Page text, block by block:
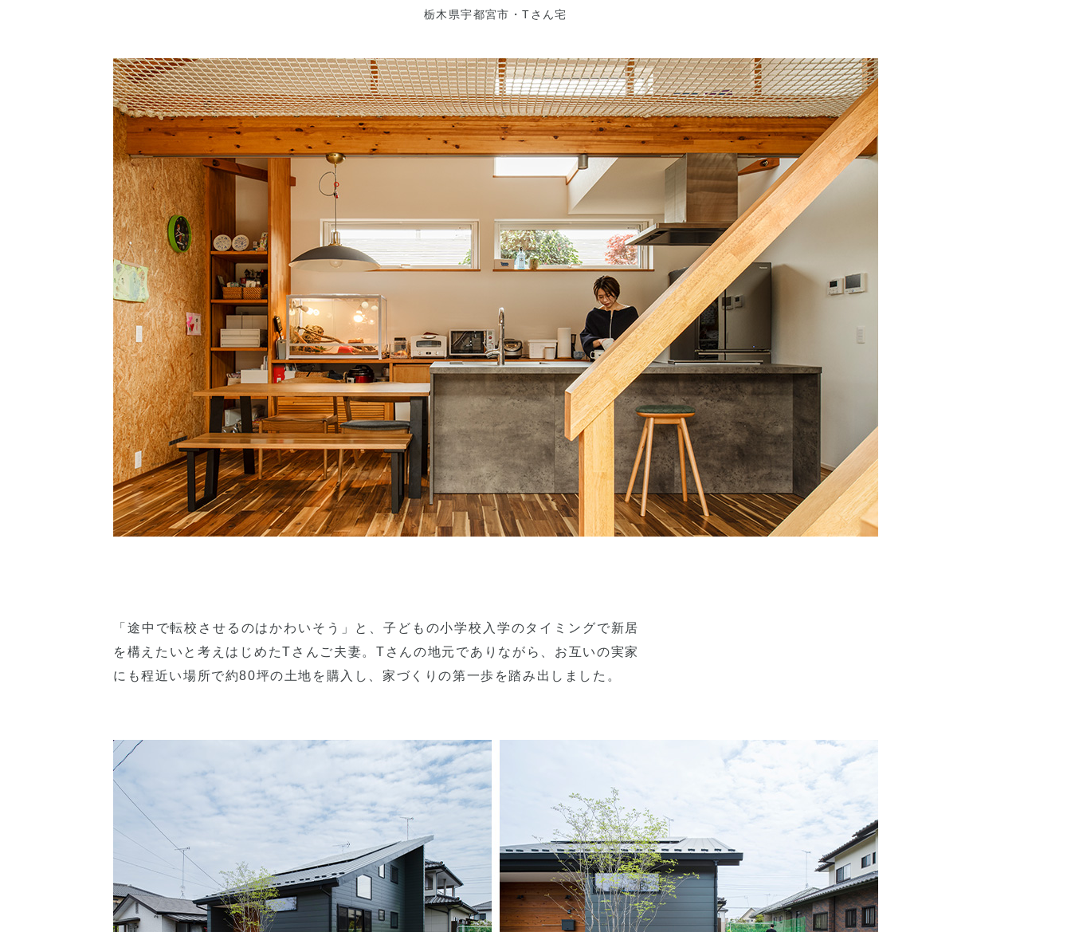
栃木県宇都宮市・Tさん宅
「途中で転校させるのはかわいそう」と、子どもの小学校入学のタイミングで新居
を構えたいと考えはじめたTさんご夫妻。Tさんの地元でありながら、お互いの実家
にも程近い場所で約80坪の土地を購入し、家づくりの第一歩を踏み出しました。